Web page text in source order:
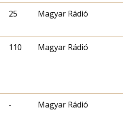
25 Magyar Rádió
110 Magyar Rádió
- Magyar Rádió